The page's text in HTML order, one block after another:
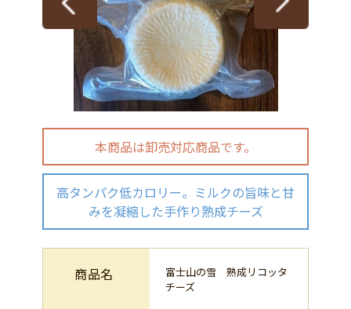
本商品は卸売対応商品です。
高タンパク低カロリー。ミルクの旨味と甘
みを凝縮した手作り熟成チーズ
商品名
富士山の雪 熟成リコッタ
チーズ